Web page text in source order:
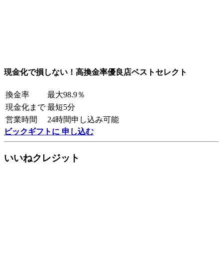
現金化で損しない！高換金率優良店ベストセレクト
換金率
最大98.9％
現金化まで 最短5分
営業時間
24時間申し込み可能
ビックギフトに 申し込む
いいねクレジット